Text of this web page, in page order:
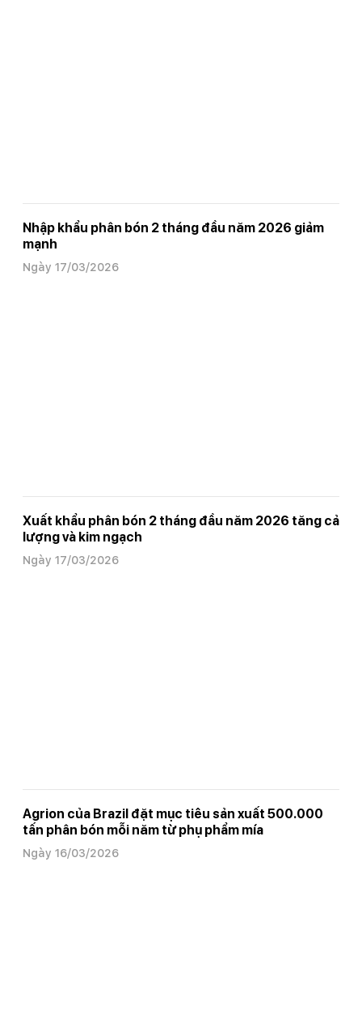
Nhập khẩu phân bón 2 tháng đầu năm 2026 giảm
mạnh
Ngày 17/03/2026
Xuất khẩu phân bón 2 tháng đầu năm 2026 tăng cả
lượng và kim ngạch
Ngày 17/03/2026
Agrion của Brazil đặt mục tiêu sản xuất 500.000
tấn phân bón mỗi năm từ phụ phẩm mía
Ngày 16/03/2026